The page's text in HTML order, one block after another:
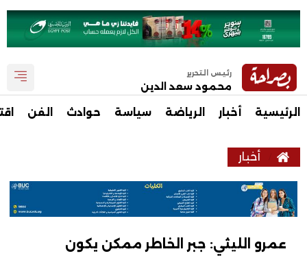
رئيس التحرير
محمود سعد الدين
الرئيسية أخبار الرياضة سياسة حوادث الفن
أخبار
عمرو الليثي: جبر الخاطر ممكن يكون